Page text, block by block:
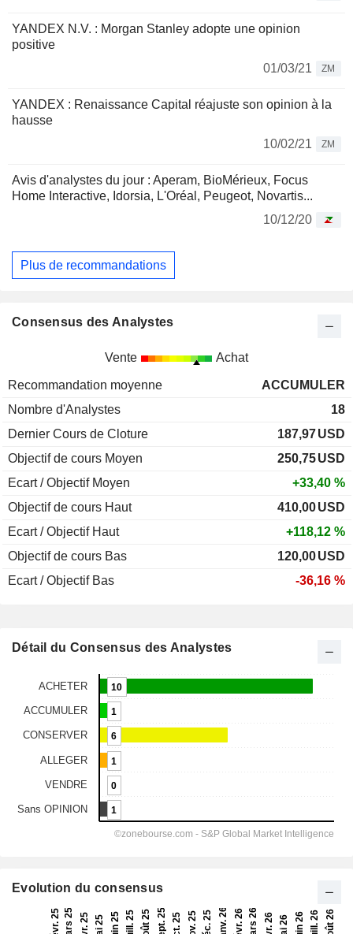
YANDEX N.V. : Morgan Stanley adopte une opinion
positive
01/03/21
ZM
YANDEX : Renaissance Capital réajuste son opinion à la
hausse
10/02/21
ZM
Avis d'analystes du jour : Aperam, BioMérieux, Focus
Home Interactive, Idorsia, L'Oréal, Peugeot, Novartis...
10/12/20
Plus de recommandations
Consensus des Analystes
Vente Achat
Recommandation moyenne
ACCUMULER
Nombre d'Analystes
18
Dernier Cours de Cloture
187,97USD
Objectif de cours Moyen
250,75USD
Ecart / Objectif Moyen
+33,40 %
Objectif de cours Haut
410,00USD
Ecart / Objectif Haut
+118,12 %
Objectif de cours Bas
120,00USD
Ecart / Objectif Bas
-36,16 %
Détail du Consensus des Analystes
Evolution du consensus